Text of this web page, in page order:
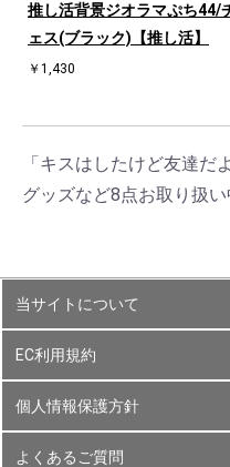
推し活背景ジオラマぷち44/
ェス(ブラック)【推し活】
￥1,430
「キスはしたけど友達だ
グッズなど8点お取り扱い
当サイトについて
EC利用規約
個人情報保護方針
よくあるご質問